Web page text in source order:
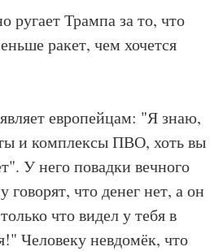
ругает Трампа за то, что
ракет, чем хочется
европейцам: "Я знаю,
и комплексы ПВО, хоть вы
У него повадки вечного
что денег нет, а он
что видел у тебя в
Человеку невдомёк, что